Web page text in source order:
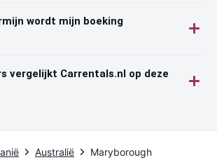
wordt mijn boeking
vergelijkt Carrentals.nl op deze
Australië Maryborough